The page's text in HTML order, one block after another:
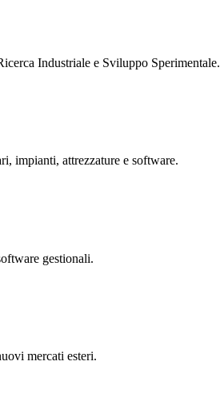
Industriale e Sviluppo Sperimentale.
impianti, attrezzature e software.
gestionali.
mercati esteri.